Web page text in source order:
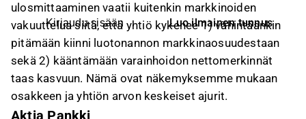
ulosmittaaminen vaatii kuitenkin markkinoiden
vakuuttelua siitä, että yhtiö kykenee 1) vähintäänkin
pitämään kiinni luotonannon markkinaosuudestaan
sekä 2) kääntämään varainhoidon nettomerkinnät
taas kasvuun. Nämä ovat näkemyksemme mukaan
osakkeen ja yhtiön arvon keskeiset ajurit.
Kirjaudu sisään Luo ilmainen tunnus
Aktia Pankki